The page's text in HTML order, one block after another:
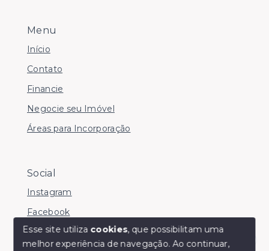
Menu
Início
Contato
Financie
Negocie seu Imóvel
Áreas para Incorporação
Social
Instagram
Facebook
Esse site utiliza cookies, que possibilitam uma
melhor experiência de navegação.Ao continuar,